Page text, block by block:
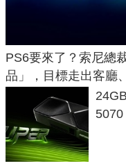
PS6要來了？索尼總
品」，目標走出客廳